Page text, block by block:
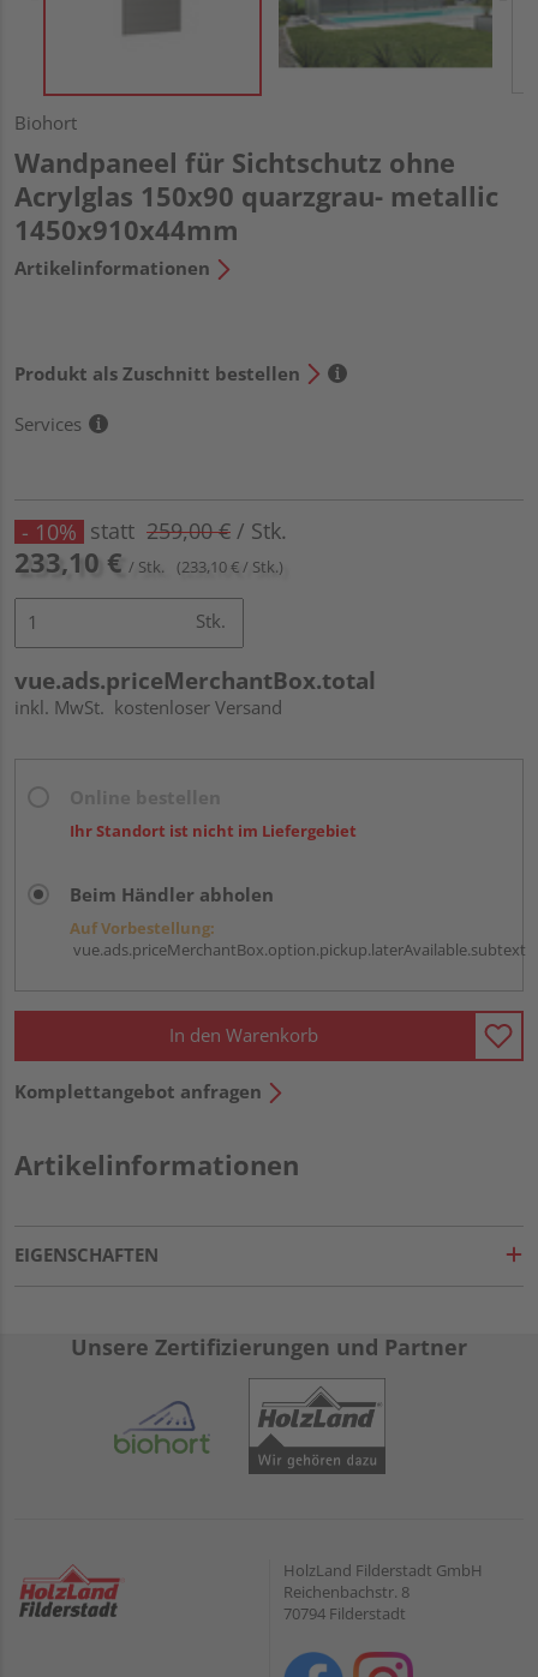
Biohort
Wandpaneel für Sichtschutz ohne
Acrylglas 150x90 quarzgrau- metallic
1450x910x44mm
Artikelinformationen
Produkt als Zuschnitt bestellen
Services
- 10% statt 259,00 € / Stk.
233,10 € / Stk. (233,10 € / Stk.)
Stk.
vue.ads.priceMerchantBox.total
inkl. MwSt. kostenloser Versand
Ihr Standort ist nicht im Liefergebiet
Beim Händler abholen
Auf Vorbestellung:
vue.ads.priceMerchantBox.option.pickup.laterAvailable.subtext
In den Warenkorb
Komplettangebot anfragen
Artikelinformationen
EIGENSCHAFTEN
Unsere Zertifizierungen und Partner
HolzLand Filderstadt GmbH
Reichenbachstr. 8
70794 Filderstadt